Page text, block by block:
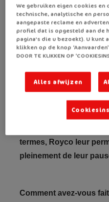
Facility dans le bureau
collègues ne
soupes et snacks de
programme d'épargne
buvant ensemble de la
salariés de Delaware
compléter leur carte
carte remplie, ils
Royco gratuits et
termes, Royco leur
pleinement de leur
Comment avez-vous
We gebruiken eigen cookies en
technische, analytische en
aangepaste reclame en
profiel dat is opgesteld aan de
pagina's die u bezoekt). U kunt
klikken op de knop ‘Aanvaarden’,
DOOR TE KLIKKEN OP
Alles afwijzen